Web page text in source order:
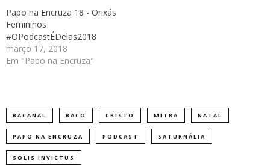
Papo na Encruza 18 - Orixás
Femininos
#OPodcastÉDelas2018
março 17, 2018
Em "Papo na Encruza"
BACANAL BACO CRISTO MITRA NATAL
PAPO NA ENCRUZA PODCAST SATURNÁLIA
SOLIS INVICTUS